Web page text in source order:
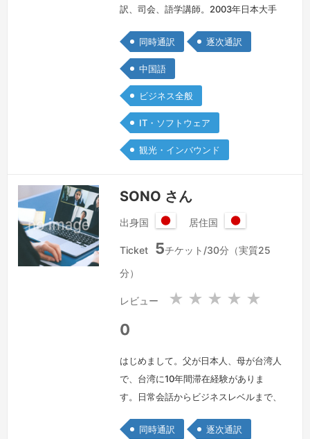
訳、司会、語学講師。2003年日本大手
独立、フリーランスとして通訳、翻訳、
語学講師、バイリンガル司会、コーディ
ネーター、写真作家、ライター、広報な
ど幅広く活動し、あらゆる分野の現場経
験を持っております。豊富な知識、的確
な表現、美しい発音、柔軟で誠実な姿勢
で対応させていただきます。★スケジ
同時通訳 逐次通訳
中国語
ビジネス全般
IT・ソフトウェア
観光・インバウンド
SONO さん
出身国
本
居住国
本
Ticket 5チケット/30分（実質25
分）
レビュー ★ ★ ★ ★ ★
0
はじめまして。父が日本人、母が台湾人
で、台湾に10年間滞在経験がありま
す。日常会話からビジネスレベルまで、
は化学系の貿易会社に勤務し、中国・台
同時通訳 逐次通訳